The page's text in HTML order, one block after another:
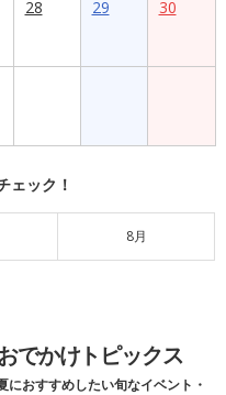
28 29 30
ェック！
8月
でかけトピックス
おすすめしたい旬なイベント・